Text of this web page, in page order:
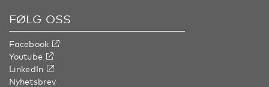
FØLG OSS
Facebook
Youtube
LinkedIn
Nyhetsbrev